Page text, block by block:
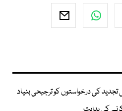
کی درخواستوں کو ترجیحی بنیاد